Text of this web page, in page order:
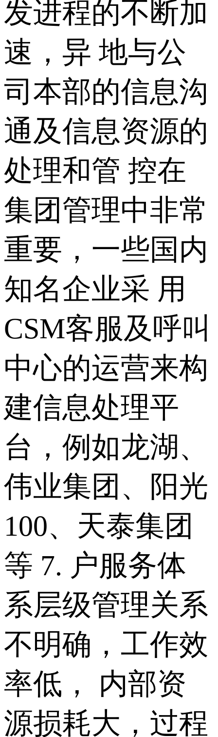
发进程的不断加
速，异 地与公
司本部的信息沟
通及信息资源的
处理和管 控在
集团管理中非常
重要，一些国内
知名企业采 用
CSM客服及呼叫
中心的运营来构
建信息处理平
台，例如龙湖、
伟业集团、阳光
100、天泰集团
等 7. 户服务体
系层级管理关系
不明确，工作效
率低， 内部资
源损耗大，过程